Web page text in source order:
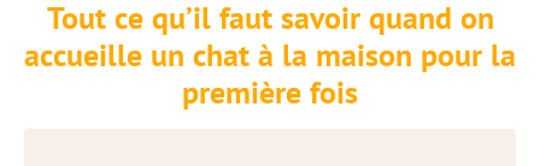
Tout ce qu’il faut savoir quand on
accueille un chat à la maison pour la
première fois